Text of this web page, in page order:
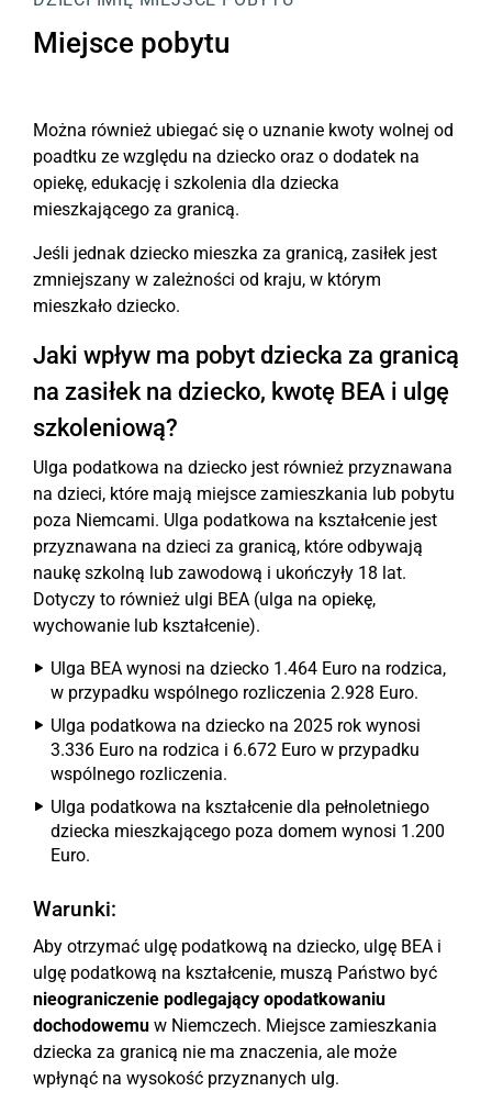
Miejsce pobytu
Można również ubiegać się o uznanie kwoty wolnej od
poadtku ze względu na dziecko oraz o dodatek na
opiekę, edukację i szkolenia dla dziecka
mieszkającego za granicą.
Jeśli jednak dziecko mieszka za granicą, zasiłek jest
zmniejszany w zależności od kraju, w którym
mieszkało dziecko.
Jaki wpływ ma pobyt dziecka za granicą
na zasiłek na dziecko, kwotę BEA i ulgę
szkoleniową?
Ulga podatkowa na dziecko jest również przyznawana
na dzieci, które mają miejsce zamieszkania lub pobytu
poza Niemcami. Ulga podatkowa na kształcenie jest
przyznawana na dzieci za granicą, które odbywają
naukę szkolną lub zawodową i ukończyły 18 lat.
Dotyczy to również ulgi BEA (ulga na opiekę,
wychowanie lub kształcenie).
Ulga BEA wynosi na dziecko 1.464 Euro na rodzica,
w przypadku wspólnego rozliczenia 2.928 Euro.
Ulga podatkowa na dziecko na 2025 rok wynosi
3.336 Euro na rodzica i 6.672 Euro w przypadku
wspólnego rozliczenia.
Ulga podatkowa na kształcenie dla pełnoletniego
dziecka mieszkającego poza domem wynosi 1.200
Euro.
Warunki:
Aby otrzymać ulgę podatkową na dziecko, ulgę BEA i
ulgę podatkową na kształcenie, muszą Państwo być
nieograniczenie podlegający opodatkowaniu
dochodowemu w Niemczech. Miejsce zamieszkania
dziecka za granicą nie ma znaczenia, ale może
wpłynąć na wysokość przyznanych ulg.